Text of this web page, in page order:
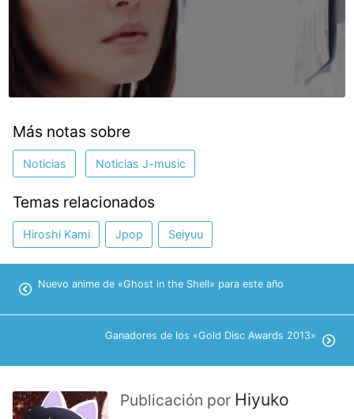
Más notas sobre
Noticias Noticias J-music
Temas relacionados
Hiroshi Kami Jpop Seiyuu
Nuevo anime de «Ghost in the Shell» para este año
Ganadores de los «Gold Disc Awards 2013»
Publicación por Hiyuko